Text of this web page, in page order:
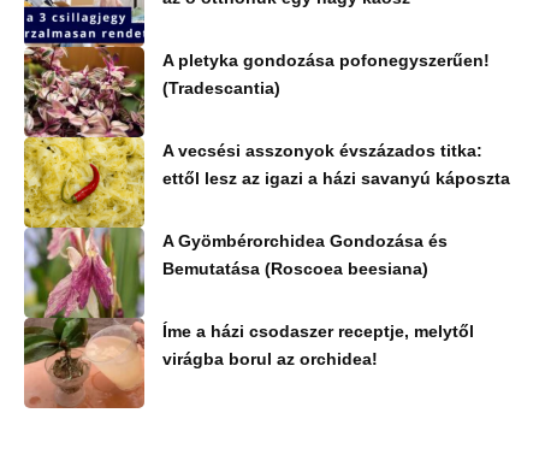
A pletyka gondozása pofonegyszerűen!
(Tradescantia)
A vecsési asszonyok évszázados titka:
ettől lesz az igazi a házi savanyú káposzta
A Gyömbérorchidea Gondozása és
Bemutatása (Roscoea beesiana)
Íme a házi csodaszer receptje, melytől
virágba borul az orchidea!